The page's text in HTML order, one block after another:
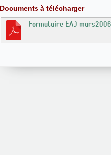
Documents à télécharger
Formulaire EAD mars2006